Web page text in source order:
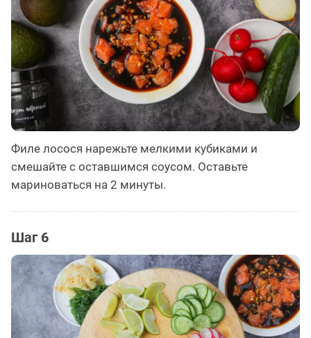
Филе лосося нарежьте мелкими кубиками и
смешайте с оставшимся соусом. Оставьте
мариноваться на 2 минуты.
Шаг 6